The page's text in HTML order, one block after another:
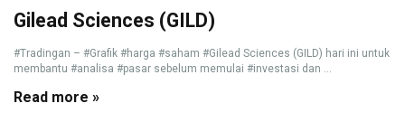
Gilead Sciences (GILD)
#Tradingan – #Grafik #harga #saham #Gilead Sciences (GILD) hari ini untuk
membantu #analisa #pasar sebelum memulai #investasi dan ...
Read more »